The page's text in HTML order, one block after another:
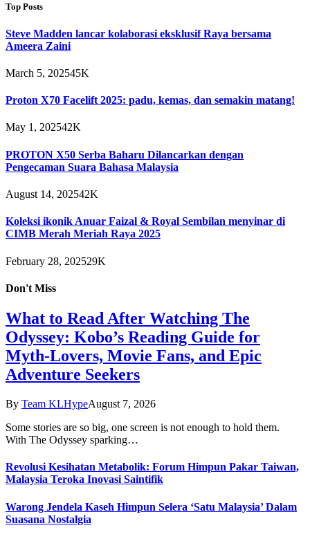
Top Posts
Steve Madden lancar kolaborasi eksklusif Raya bersama
Ameera Zaini
March 5, 202545K
Proton X70 Facelift 2025: padu, kemas, dan semakin matang!
May 1, 202542K
PROTON X50 Serba Baharu Dilancarkan dengan
Pengecaman Suara Bahasa Malaysia
August 14, 202542K
Koleksi ikonik Anuar Faizal & Royal Sembilan menyinar di
CIMB Merah Meriah Raya 2025
February 28, 202529K
Don't Miss
What to Read After Watching The
Odyssey: Kobo’s Reading Guide for
Myth-Lovers, Movie Fans, and Epic
Adventure Seekers
By Team KLHypeAugust 7, 2026
Some stories are so big, one screen is not enough to hold them.
With The Odyssey sparking…
Revolusi Kesihatan Metabolik: Forum Himpun Pakar Taiwan,
Malaysia Teroka Inovasi Saintifik
Warong Jendela Kaseh Himpun Selera ‘Satu Malaysia’ Dalam
Suasana Nostalgia